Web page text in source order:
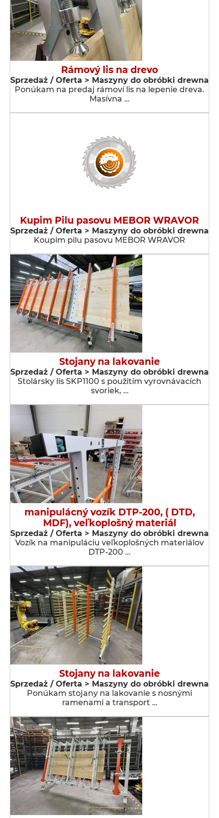
Rámový lis na drevo
Sprzedaż / Oferta > Maszyny do obróbki drewna
Ponúkam na predaj rámoví lis na lepenie dreva.
Masívna …
Kupim Pilu pasovu MEBOR WRAVOR
Sprzedaż / Oferta > Maszyny do obróbki drewna
Koupim pilu pasovu MEBOR WRAVOR
Stojany na lakovanie
Sprzedaż / Oferta > Maszyny do obróbki drewna
Stolársky lis SKP1100 s použitím vyrovnávacích
svoriek, …
manipulácný vozík DTP-200, ( DTD,
MDF), veľkoplošný materiál
Sprzedaż / Oferta > Maszyny do obróbki drewna
Vozík na manipuláciu veľkoplošných materiálov
DTP-200 …
Stojany na lakovanie
Sprzedaż / Oferta > Maszyny do obróbki drewna
Ponúkam stojany na lakovanie s nosnými
ramenami a transport …